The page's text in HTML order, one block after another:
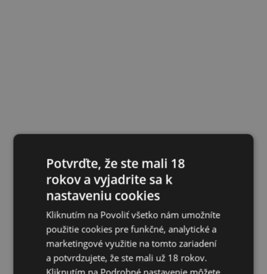
Potvrďte, že ste mali 18
rokov a vyjadrite sa k
nastaveniu cookies
Kliknutím na Povoliť všetko nám umožníte
použitie cookies pre funkčné, analytické a
marketingové využitie na tomto zariadení
a potvrdzujete, že ste mali už 18 rokov.